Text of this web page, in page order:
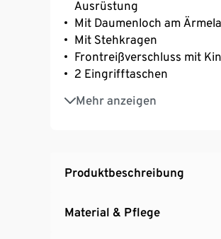
Ausrüstung
Mit Daumenloch am
Mit Stehkragen
Frontreißverschluss mit
2 Eingrifftaschen
Mehr anzeigen
Mit reflektierendem
Softes, elastisches
Produktbeschreibung
Material & Pflege